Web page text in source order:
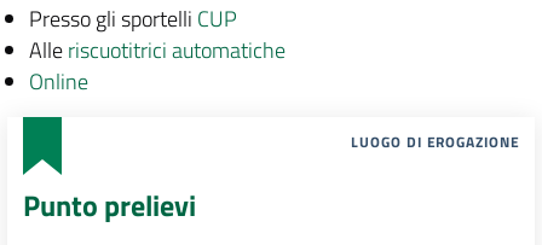
Presso gli sportelli CUP
Alleriscuotitrici automatiche
Online
LUOGO DI EROGAZIONE
Punto prelievi